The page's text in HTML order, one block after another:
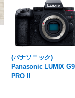
(パナソニック)
Panasonic LUMIX G9
PRO II